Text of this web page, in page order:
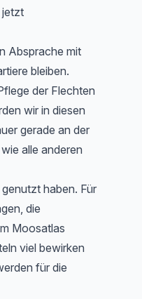
jetzt
Absprache mit
bleiben.
der Flechten
wir in diesen
gerade an der
alle anderen
haben. Für
die
Moosatlas
viel bewirken
für die